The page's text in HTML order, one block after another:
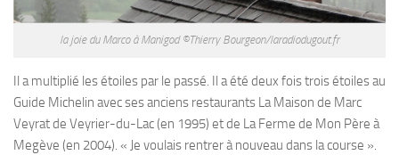
la joie du Marco à Manigod ©Thierry Bourgeon/laradiodugout.fr
Il a multiplié les étoiles par le passé. Il a été deux fois trois étoiles au
Guide Michelin avec ses anciens restaurants La Maison de Marc
Veyrat de Veyrier-du-Lac (en 1995) et de La Ferme de Mon Père à
Megève (en 2004). « Je voulais rentrer à nouveau dans la course ».